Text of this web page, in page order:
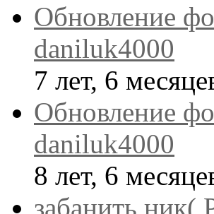
Обновление
daniluk4000
7 лет, 6
Обновление
daniluk4000
8 лет, 6
забанить